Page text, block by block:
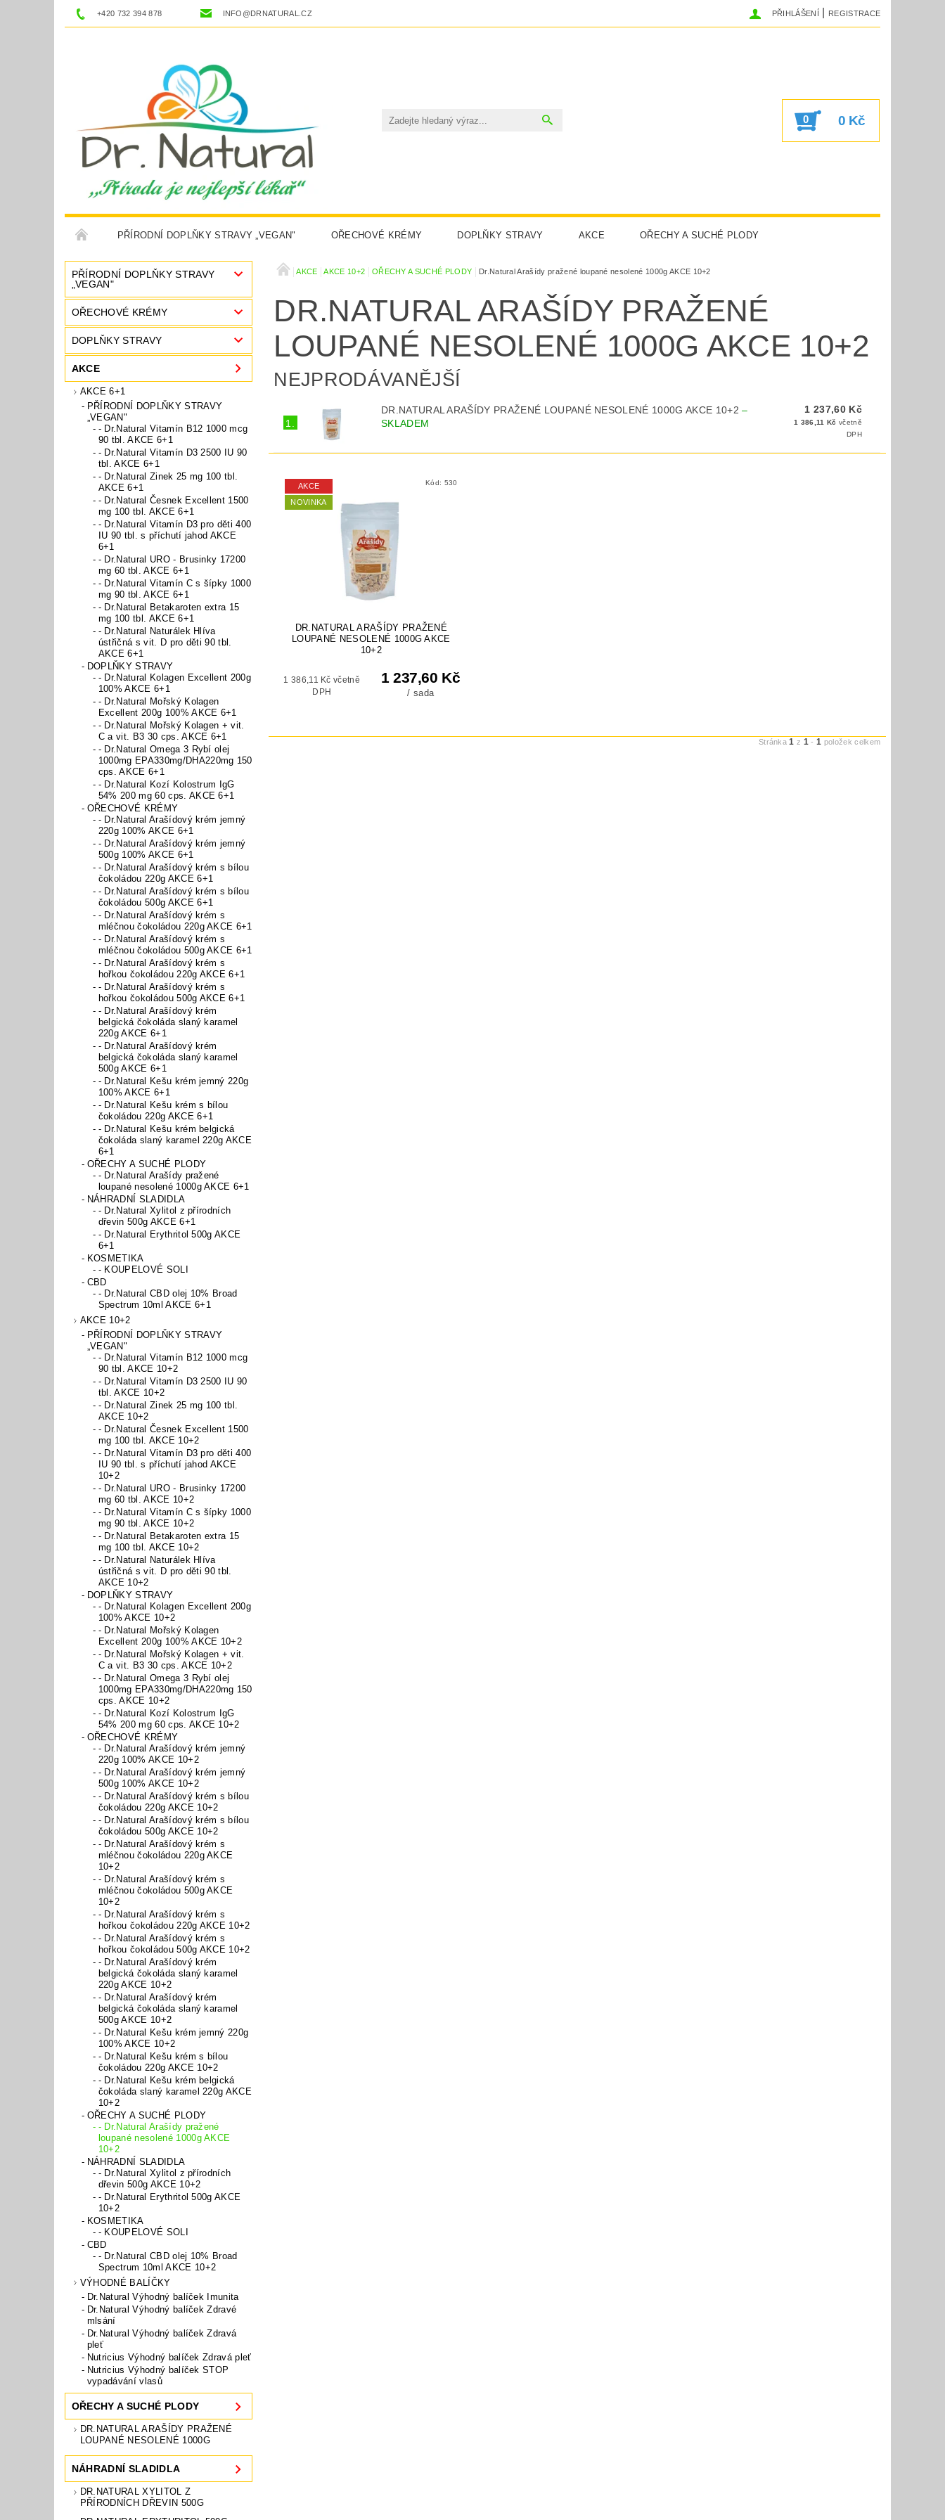
+420 732 394 878 INFO@DRNATURAL.CZ PŘIHLÁŠENÍ REGISTRACE
0 0 Kč
PŘÍRODNÍ DOPLŇKY STRAVY „VEGAN" OŘECHOVÉ KRÉMY DOPLŇKY STRAVY AKCE OŘECHY A SUCHÉ PLODY
NÁHRADNÍ SLADIDLA CESTOVÁNÍ KOSMETIKA CBD SIRUPY BRAMBŮRKY TIYAPUY SUPERGREEN
OBCHODNÍ PODMÍNKY KONTAKTY PODMÍNKY OCHRANY OSOBNÍCH ÚDAJŮ
PŘÍRODNÍ DOPLŇKY STRAVY
„VEGAN"
OŘECHOVÉ KRÉMY
DOPLŇKY STRAVY
AKCE
AKCE 6+1
PŘÍRODNÍ DOPLŇKY STRAVY
„VEGAN"
- Dr.Natural Vitamín B12 1000 mcg
90 tbl. AKCE 6+1
- Dr.Natural Vitamín D3 2500 IU 90
tbl. AKCE 6+1
- Dr.Natural Zinek 25 mg 100 tbl.
AKCE 6+1
- Dr.Natural Česnek Excellent 1500
mg 100 tbl. AKCE 6+1
- Dr.Natural Vitamín D3 pro děti 400
IU 90 tbl. s příchutí jahod AKCE
6+1
- Dr.Natural URO - Brusinky 17200
mg 60 tbl. AKCE 6+1
- Dr.Natural Vitamín C s šípky 1000
mg 90 tbl. AKCE 6+1
- Dr.Natural Betakaroten extra 15
mg 100 tbl. AKCE 6+1
- Dr.Natural Naturálek Hlíva
ústřičná s vit. D pro děti 90 tbl.
AKCE 6+1
DOPLŇKY STRAVY
- Dr.Natural Kolagen Excellent 200g
100% AKCE 6+1
- Dr.Natural Mořský Kolagen
Excellent 200g 100% AKCE 6+1
- Dr.Natural Mořský Kolagen + vit.
C a vit. B3 30 cps. AKCE 6+1
- Dr.Natural Omega 3 Rybí olej
1000mg EPA330mg/DHA220mg 150
cps. AKCE 6+1
- Dr.Natural Kozí Kolostrum IgG
54% 200 mg 60 cps. AKCE 6+1
OŘECHOVÉ KRÉMY
- Dr.Natural Arašídový krém jemný
220g 100% AKCE 6+1
- Dr.Natural Arašídový krém jemný
500g 100% AKCE 6+1
- Dr.Natural Arašídový krém s bílou
čokoládou 220g AKCE 6+1
- Dr.Natural Arašídový krém s bílou
čokoládou 500g AKCE 6+1
- Dr.Natural Arašídový krém s
mléčnou čokoládou 220g AKCE 6+1
- Dr.Natural Arašídový krém s
mléčnou čokoládou 500g AKCE 6+1
- Dr.Natural Arašídový krém s
hořkou čokoládou 220g AKCE 6+1
- Dr.Natural Arašídový krém s
hořkou čokoládou 500g AKCE 6+1
- Dr.Natural Arašídový krém
belgická čokoláda slaný karamel
220g AKCE 6+1
- Dr.Natural Arašídový krém
belgická čokoláda slaný karamel
500g AKCE 6+1
- Dr.Natural Kešu krém jemný 220g
100% AKCE 6+1
- Dr.Natural Kešu krém s bílou
čokoládou 220g AKCE 6+1
- Dr.Natural Kešu krém belgická
čokoláda slaný karamel 220g AKCE
6+1
OŘECHY A SUCHÉ PLODY
- Dr.Natural Arašídy pražené
loupané nesolené 1000g AKCE 6+1
NÁHRADNÍ SLADIDLA
- Dr.Natural Xylitol z přírodních
dřevin 500g AKCE 6+1
- Dr.Natural Erythritol 500g AKCE
6+1
KOSMETIKA
- KOUPELOVÉ SOLI
CBD
- Dr.Natural CBD olej 10% Broad
Spectrum 10ml AKCE 6+1
AKCE 10+2
PŘÍRODNÍ DOPLŇKY STRAVY
„VEGAN"
- Dr.Natural Vitamín B12 1000 mcg
90 tbl. AKCE 10+2
- Dr.Natural Vitamín D3 2500 IU 90
tbl. AKCE 10+2
- Dr.Natural Zinek 25 mg 100 tbl.
AKCE 10+2
- Dr.Natural Česnek Excellent 1500
mg 100 tbl. AKCE 10+2
- Dr.Natural Vitamín D3 pro děti 400
IU 90 tbl. s příchutí jahod AKCE
10+2
- Dr.Natural URO - Brusinky 17200
mg 60 tbl. AKCE 10+2
- Dr.Natural Vitamín C s šípky 1000
mg 90 tbl. AKCE 10+2
- Dr.Natural Betakaroten extra 15
mg 100 tbl. AKCE 10+2
- Dr.Natural Naturálek Hlíva
ústřičná s vit. D pro děti 90 tbl.
AKCE 10+2
DOPLŇKY STRAVY
- Dr.Natural Kolagen Excellent 200g
100% AKCE 10+2
- Dr.Natural Mořský Kolagen
Excellent 200g 100% AKCE 10+2
- Dr.Natural Mořský Kolagen + vit.
C a vit. B3 30 cps. AKCE 10+2
- Dr.Natural Omega 3 Rybí olej
1000mg EPA330mg/DHA220mg 150
cps. AKCE 10+2
- Dr.Natural Kozí Kolostrum IgG
54% 200 mg 60 cps. AKCE 10+2
OŘECHOVÉ KRÉMY
- Dr.Natural Arašídový krém jemný
220g 100% AKCE 10+2
- Dr.Natural Arašídový krém jemný
500g 100% AKCE 10+2
- Dr.Natural Arašídový krém s bílou
čokoládou 220g AKCE 10+2
- Dr.Natural Arašídový krém s bílou
čokoládou 500g AKCE 10+2
- Dr.Natural Arašídový krém s
mléčnou čokoládou 220g AKCE
10+2
- Dr.Natural Arašídový krém s
mléčnou čokoládou 500g AKCE
10+2
- Dr.Natural Arašídový krém s
hořkou čokoládou 220g AKCE 10+2
- Dr.Natural Arašídový krém s
hořkou čokoládou 500g AKCE 10+2
- Dr.Natural Arašídový krém
belgická čokoláda slaný karamel
220g AKCE 10+2
- Dr.Natural Arašídový krém
belgická čokoláda slaný karamel
500g AKCE 10+2
- Dr.Natural Kešu krém jemný 220g
100% AKCE 10+2
- Dr.Natural Kešu krém s bílou
čokoládou 220g AKCE 10+2
- Dr.Natural Kešu krém belgická
čokoláda slaný karamel 220g AKCE
10+2
OŘECHY A SUCHÉ PLODY
- Dr.Natural Arašídy pražené
loupané nesolené 1000g AKCE
10+2
NÁHRADNÍ SLADIDLA
- Dr.Natural Xylitol z přírodních
dřevin 500g AKCE 10+2
- Dr.Natural Erythritol 500g AKCE
10+2
KOSMETIKA
- KOUPELOVÉ SOLI
CBD
- Dr.Natural CBD olej 10% Broad
Spectrum 10ml AKCE 10+2
VÝHODNÉ BALÍČKY
Dr.Natural Výhodný balíček Imunita
Dr.Natural Výhodný balíček Zdravé
mlsání
Dr.Natural Výhodný balíček Zdravá
pleť
Nutricius Výhodný balíček Zdravá pleť
Nutricius Výhodný balíček STOP
vypadávání vlasů
OŘECHY A SUCHÉ PLODY
DR.NATURAL ARAŠÍDY PRAŽENÉ
LOUPANÉ NESOLENÉ 1000G
NÁHRADNÍ SLADIDLA
DR.NATURAL XYLITOL Z
PŘÍRODNÍCH DŘEVIN 500G
AKCE AKCE 10+2 OŘECHY A SUCHÉ PLODY Dr.Natural Arašídy pražené loupané nesolené 1000g AKCE 10+2
DR.NATURAL ARAŠÍDY PRAŽENÉ
LOUPANÉ NESOLENÉ 1000G AKCE 10+2
NEJPRODÁVANĚJŠÍ
1.
DR.NATURAL ARAŠÍDY PRAŽENÉ LOUPANÉ NESOLENÉ 1000G AKCE 10+2–
SKLADEM
1 237,60 Kč
1 386,11 Kč včetně
DPH
AKCE
NOVINKA
Kód: 530
DR.NATURAL ARAŠÍDY PRAŽENÉ
LOUPANÉ NESOLENÉ 1000G AKCE
10+2
1 386,11 Kč včetně
DPH
1 237,60 Kč
/ sada
Stránka1 z 1 -1 položek celkem